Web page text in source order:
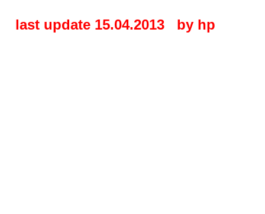
last update 15.04.2013by hp